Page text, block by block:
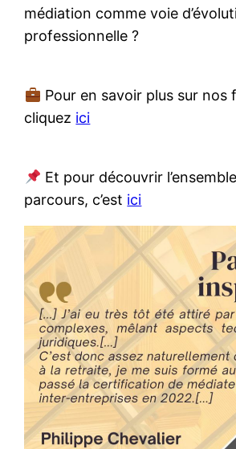
médiation comme voie
professionnelle ?
Pour en savoir plus sur nos
cliquez ici
Et pour découvrir
parcours, c’est ici